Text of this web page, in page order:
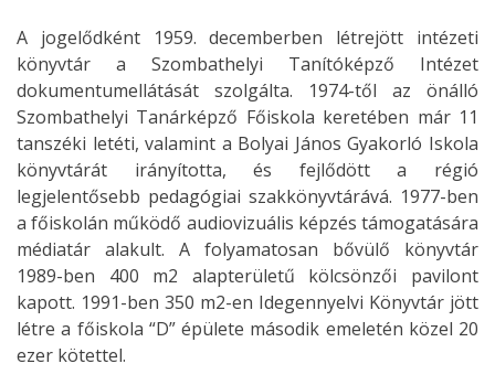
A jogelődként 1959. decemberben létrejött intézeti
könyvtár a Szombathelyi Tanítóképző Intézet
dokumentumellátását szolgálta. 1974-től az önálló
Szombathelyi Tanárképző Főiskola keretében már 11
tanszéki letéti, valamint a Bolyai János Gyakorló Iskola
könyvtárát irányította, és fejlődött a régió
legjelentősebb pedagógiai szakkönyvtárává. 1977-ben
a főiskolán működő audiovizuális képzés támogatására
médiatár alakult. A folyamatosan bővülő könyvtár
1989-ben 400 m2 alapterületű kölcsönzői pavilont
kapott. 1991-ben 350 m2-en Idegennyelvi Könyvtár jött
létre a főiskola “D” épülete második emeletén közel 20
ezer kötettel.